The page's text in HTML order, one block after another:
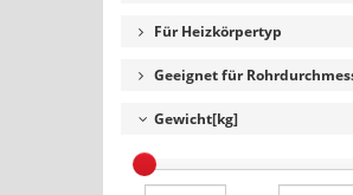
Für Heizkörpertyp
Geeignet für
Gewicht[kg]